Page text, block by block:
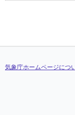
気象庁ホームページにつ